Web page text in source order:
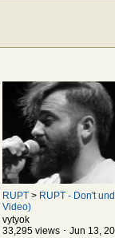
RUPT > RUPT - Don't
Video)
vytyok
33,295 views ･ Jun 13,